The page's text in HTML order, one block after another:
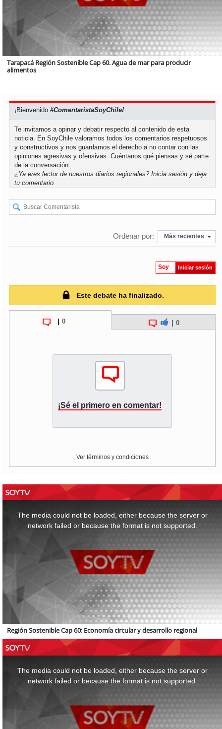
Tarapacá Región Sostenible Cap 60. Agua de mar para producir
alimentos
¡Bienvenido#ComentaristaSoyChile!
Te invitamos a opinar y debatir respecto al contenido de esta
noticia. En SoyChile valoramos todos los comentarios respetuosos
y constructivos y nos guardamos el derecho a no contar con las
opiniones agresivas y ofensivas. Cuéntanos qué piensas y sé parte
de la conversación.
¿Ya eres lector de nuestros diarios regionales?Inicia sesión y deja
tu comentario.
Ordenar por: Más recientes
Soy Iniciar sesión
Este debate ha finalizado.
0 0
¡Sé el primero en comentar!
Ver términos y condiciones
The media could not be loaded, either because the server or
network failed or because the format is not supported.
Región Sostenible Cap 60: Economía circular y desarrollo regional
The media could not be loaded, either because the server or
network failed or because the format is not supported.